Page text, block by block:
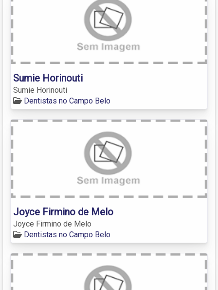
Sumie Horinouti
Sumie Horinouti
Dentistas no Campo Belo
Joyce Firmino de Melo
Joyce Firmino de Melo
Dentistas no Campo Belo